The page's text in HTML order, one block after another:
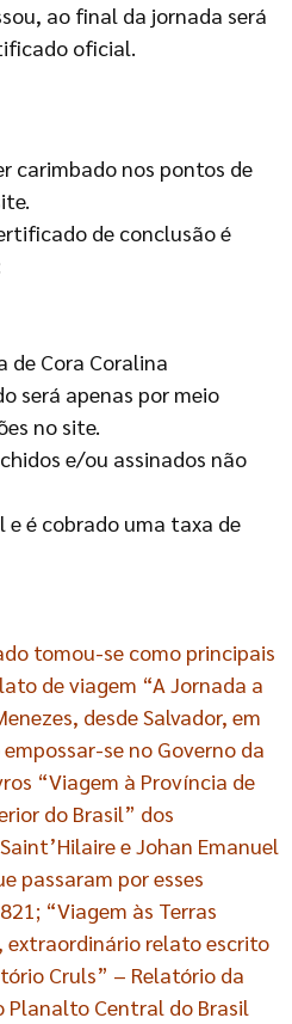
ao final da jornada será
oficial.
carimbado nos pontos de
de conclusão é
de Cora Coralina
será apenas por meio
no site.
e/ou assinados não
e é cobrado uma taxa de
tomou-se como principais
de viagem “A Jornada a
desde Salvador, em
se no Governo da
“Viagem à Província de
do Brasil” dos
e Johan Emanuel
passaram por esses
“Viagem às Terras
extraordinário relato escrito
Cruls” – Relatório da
Planalto Central do Brasil